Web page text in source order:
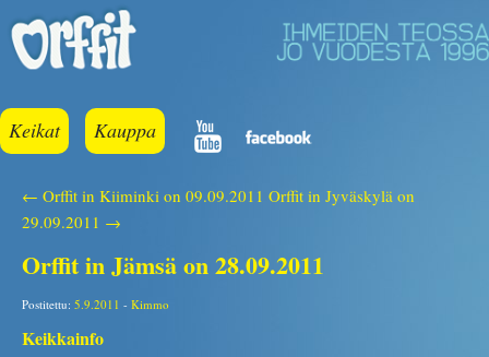
Keikat Kauppa
← Orffit in Kiiminki on 09.09.2011 Orffit in Jyväskylä on
29.09.2011 →
Orffit in Jämsä on 28.09.2011
Postitettu: 5.9.2011 - Kimmo
Keikkainfo